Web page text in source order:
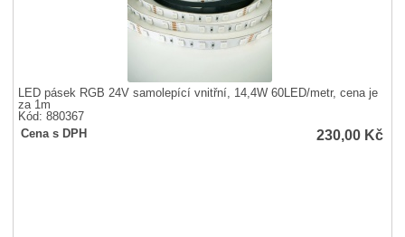
LED pásek RGB 24V samolepící vnitřní, 14,4W 60LED/metr, cena je
za 1m
Kód: 880367
Cena s DPH
230,00 Kč